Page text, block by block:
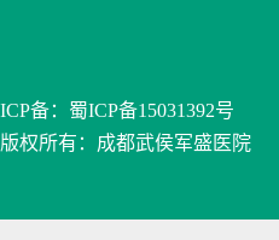
ICP备： 蜀ICP备15031392号
版权所有：成都武侯军盛医院